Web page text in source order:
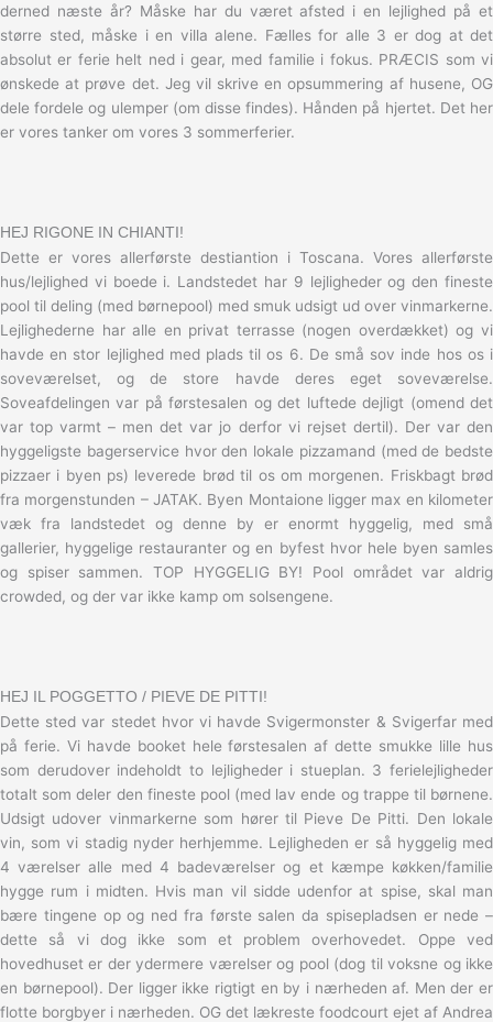
derned næste år? Måske har du været afsted i en lejlighed på et
større sted, måske i en villa alene. Fælles for alle 3 er dog at det
absolut er ferie helt ned i gear, med familie i fokus. PRÆCIS som vi
ønskede at prøve det. Jeg vil skrive en opsummering af husene, OG
dele fordele og ulemper (om disse findes). Hånden på hjertet. Det her
er vores tanker om vores 3 sommerferier.
HEJ RIGONE IN CHIANTI!
Dette er vores allerførste destiantion i Toscana. Vores allerførste
hus/lejlighed vi boede i. Landstedet har 9 lejligheder og den fineste
pool til deling (med børnepool) med smuk udsigt ud over vinmarkerne.
Lejlighederne har alle en privat terrasse (nogen overdækket) og vi
havde en stor lejlighed med plads til os 6. De små sov inde hos os i
soveværelset, og de store havde deres eget soveværelse.
Soveafdelingen var på førstesalen og det luftede dejligt (omend det
var top varmt – men det var jo derfor vi rejset dertil). Der var den
hyggeligste bagerservice hvor den lokale pizzamand (med de bedste
pizzaer i byen ps) leverede brød til os om morgenen. Friskbagt brød
fra morgenstunden – JATAK. Byen Montaione ligger max en kilometer
væk fra landstedet og denne by er enormt hyggelig, med små
gallerier, hyggelige restauranter og en byfest hvor hele byen samles
og spiser sammen. TOP HYGGELIG BY! Pool området var aldrig
crowded, og der var ikke kamp om solsengene.
HEJ IL POGGETTO / PIEVE DE PITTI!
Dette sted var stedet hvor vi havde Svigermonster & Svigerfar med
på ferie. Vi havde booket hele førstesalen af dette smukke lille hus
som derudover indeholdt to lejligheder i stueplan. 3 ferielejligheder
totalt som deler den fineste pool (med lav ende og trappe til børnene.
Udsigt udover vinmarkerne som hører til Pieve De Pitti. Den lokale
vin, som vi stadig nyder herhjemme. Lejligheden er så hyggelig med
4 værelser alle med 4 badeværelser og et kæmpe køkken/familie
hygge rum i midten. Hvis man vil sidde udenfor at spise, skal man
bære tingene op og ned fra første salen da spisepladsen er nede –
dette så vi dog ikke som et problem overhovedet. Oppe ved
hovedhuset er der ydermere værelser og pool (dog til voksne og ikke
en børnepool). Der ligger ikke rigtigt en by i nærheden af. Men der er
flotte borgbyer i nærheden. OG det lækreste foodcourt ejet af Andrea